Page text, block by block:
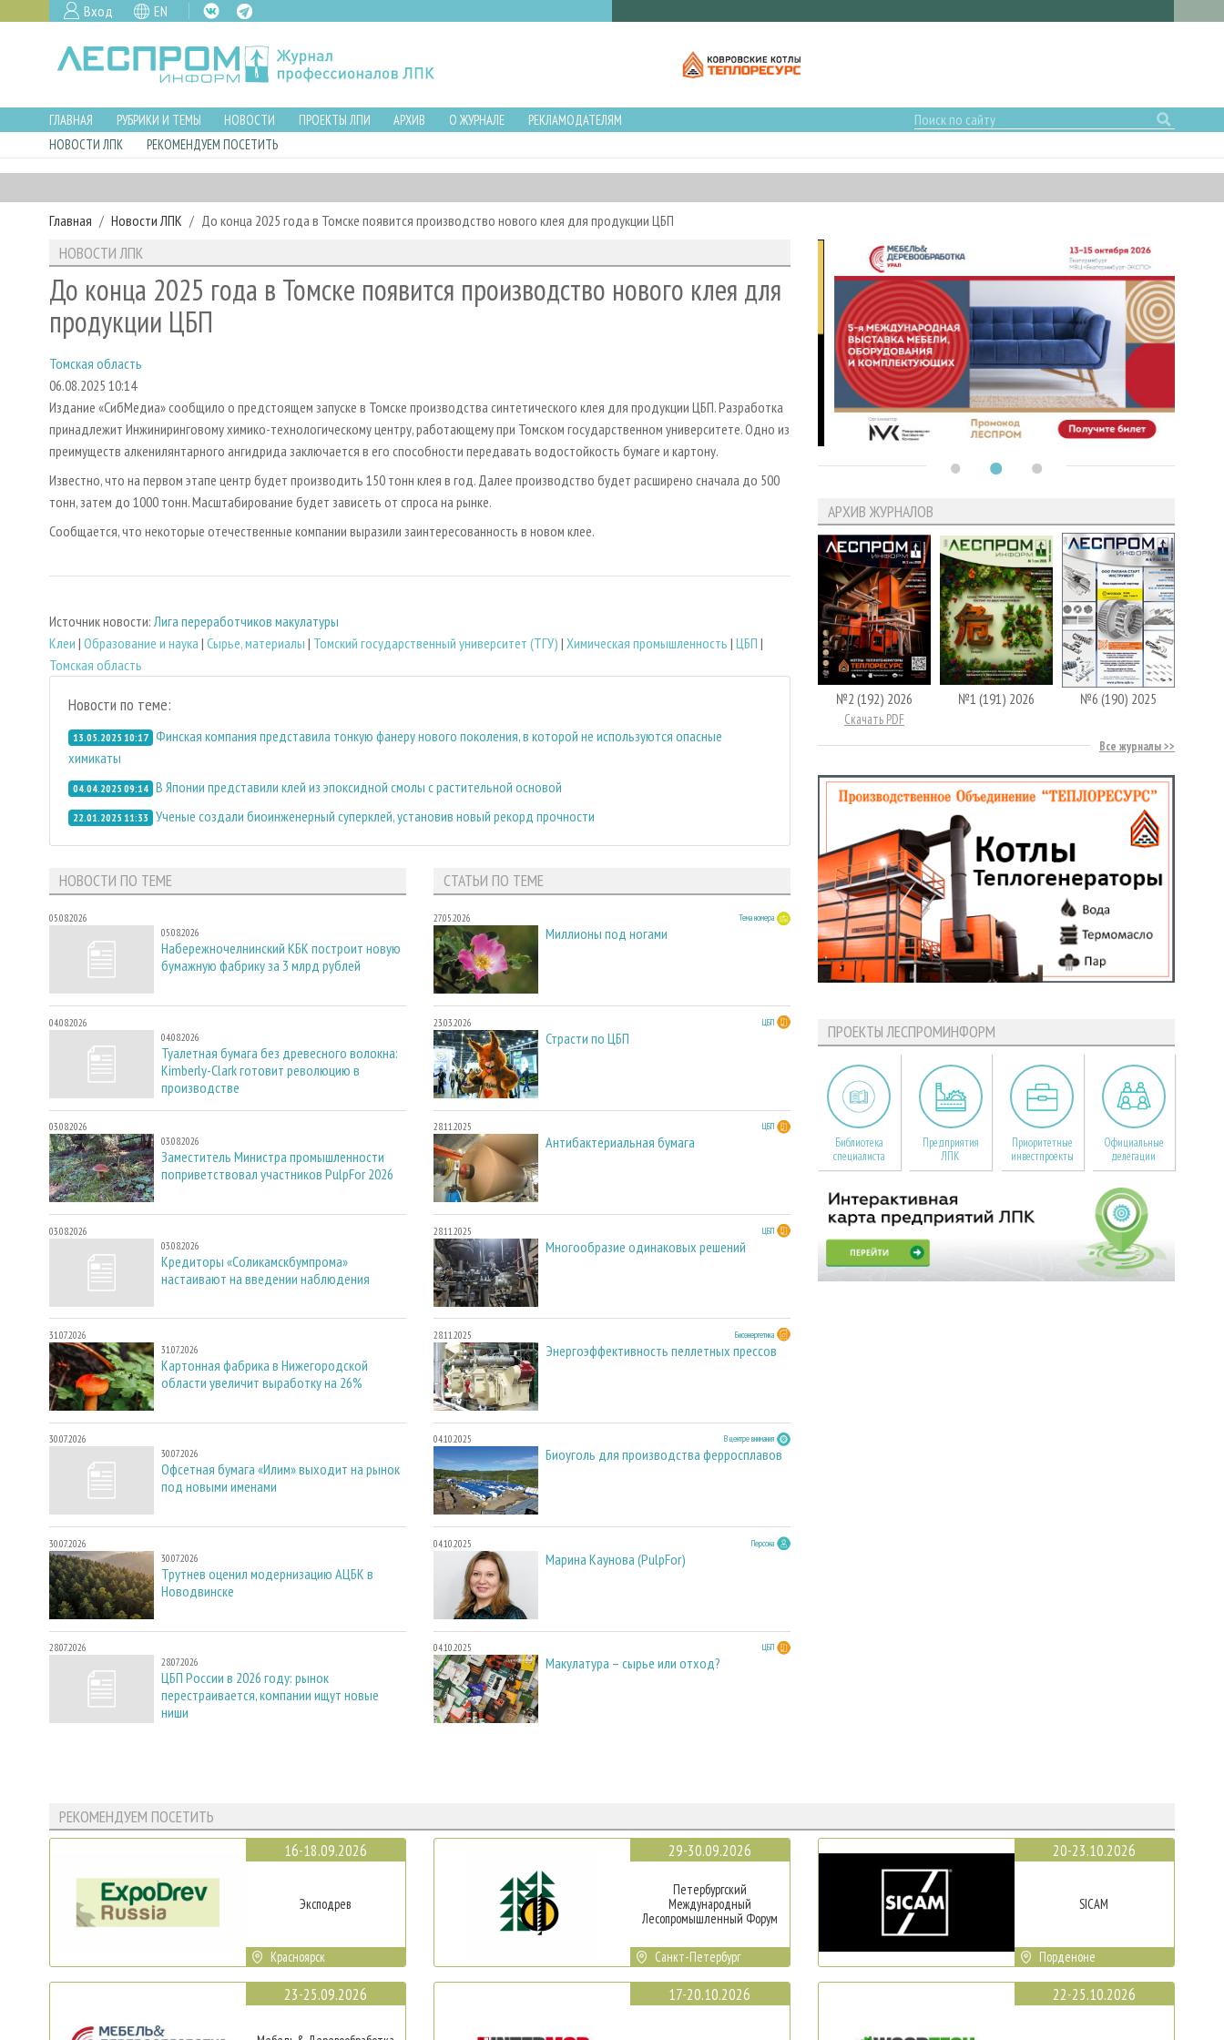
Вход EN
ГЛАВНАЯ РУБРИКИ И ТЕМЫ НОВОСТИ ПРОЕКТЫ ЛПИ АРХИВ О ЖУРНАЛЕ
РЕКЛАМОДАТЕЛЯМ
НОВОСТИ ЛПК
РЕКОМЕНДУЕМ ПОСЕТИТЬ
Главная Новости ЛПК До конца 2025 года в Томске появится производство нового клея для продукции ЦБП
НОВОСТИ ЛПК
До конца 2025 года в Томске появится производство нового клея для
продукции ЦБП
Томская область
06.08.2025 10:14
Издание «СибМедиа» сообщило о предстоящем запуске в Томске производства синтетического клея для продукции ЦБП. Разработка
принадлежит Инжиниринговому химико-технологическому центру, работающему при Томском государственном университете. Одно из
преимуществ алкенилянтарного ангидрида заключается в его способности передавать водостойкость бумаге и картону.
Известно, что на первом этапе центр будет производить 150 тонн клея в год. Далее производство будет расширено сначала до 500
тонн, затем до 1000 тонн. Масштабирование будет зависеть от спроса на рынке.
Сообщается, что некоторые отечественные компании выразили заинтересованность в новом клее.
Источник новости: Лига переработчиков макулатуры
Клеи | Образование и наука | Сырье, материалы | Томский государственный университет (ТГУ) | Химическая промышленность | ЦБП |
Томская область
Новости по теме:
13.05.2025 10:17 Финская компания представила тонкую фанеру нового поколения, в которой не используются опасные
химикаты
04.04.2025 09:14 В Японии представили клей из эпоксидной смолы с растительной основой
22.01.2025 11:33 Ученые создали биоинженерный суперклей, установив новый рекорд прочности
НОВОСТИ ПО ТЕМЕ
05.08.2026
05.08.2026
Набережночелнинский КБК построит новую
бумажную фабрику за 3 млрд рублей
04.08.2026
04.08.2026
Туалетная бумага без древесного волокна:
Kimberly-Clark готовит революцию в
производстве
03.08.2026
03.08.2026
Заместитель Министра промышленности
поприветствовал участников PulpFor 2026
03.08.2026
03.08.2026
Кредиторы «Соликамскбумпрома»
настаивают на введении наблюдения
31.07.2026
31.07.2026
Картонная фабрика в Нижегородской
области увеличит выработку на 26%
30.07.2026
30.07.2026
Офсетная бумага «Илим» выходит на рынок
под новыми именами
30.07.2026
30.07.2026
Трутнев оценил модернизацию АЦБК в
Новодвинске
28.07.2026
28.07.2026
ЦБП России в 2026 году: рынок
перестраивается, компании ищут новые
ниши
СТАТЬИ ПО ТЕМЕ
27.05.2026 Тема номера
Миллионы под ногами
23.03.2026 ЦБП
Страсти по ЦБП
28.11.2025 ЦБП
Антибактериальная бумага
28.11.2025 ЦБП
Многообразие одинаковых решений
28.11.2025 Биоэнергетика
Энергоэффективность пеллетных прессов
04.10.2025 В центре внимания
Биоуголь для производства ферросплавов
04.10.2025 Персона
Марина Каунова (PulpFor)
04.10.2025 ЦБП
Макулатура – сырье или отход?
АРХИВ ЖУРНАЛОВ
№2 (192) 2026
Скачать PDF
№1 (191) 2026 №6 (190) 2025
Все журналы
ПРОЕКТЫ ЛЕСПРОМИНФОРМ
Библиотека
специалиста
Предприятия
ЛПК
Приоритетные
инвестпроекты
Официальные
делегации
РЕКОМЕНДУЕМ ПОСЕТИТЬ
16-18.09.2026
Эксподрев
Красноярск
23-25.09.2026
29-30.09.2026
Петербургский
Международный
Лесопромышленный Форум
Санкт-Петербург
17-20.10.2026
20-23.10.2026
SICAM
Порденоне
22-25.10.2026